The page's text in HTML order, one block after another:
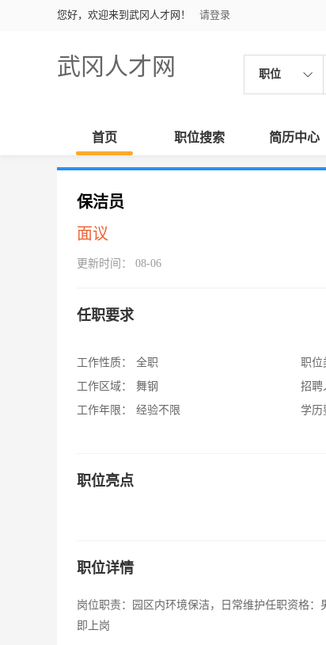
您好，欢迎来到武冈人才网！ 请登录
武冈人才网 职位
首页 职位搜索 简历中心
保洁员
面议
更新时间： 08-06
任职要求
工作性质：
全职
工作区域：
舞钢
工作年限：
经验不限
职位
招聘
学历
职位亮点
职位详情
岗位职责：园区内环境保洁，日常维护任职资格：
即上岗